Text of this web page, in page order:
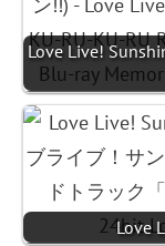
Love Live!
Love